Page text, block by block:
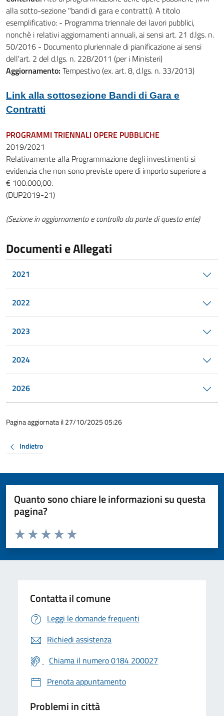
alla sotto-sezione "bandi di gara e contratti). A titolo
esemplificativo: - Programma triennale dei lavori pubblici,
nonchè i relativi aggiornamenti annuali, ai sensi art. 21 d.lgs. n.
50/2016 - Documento pluriennale di pianificazione ai sensi
dell'art. 2 del d.lgs. n. 228/2011 (per i Ministeri)
Aggiornamento: Tempestivo (ex. art. 8, d.lgs. n. 33/2013)
Link alla sottosezione Bandi di Gara e
Contratti
PROGRAMMI TRIENNALI OPERE PUBBLICHE
2019/2021
Relativamente alla Programmazione degli investimenti si
evidenzia che non sono previste opere di importo superiore a
€ 100.000,00.
(DUP2019-21)
(Sezione in aggiornamento e controllo da parte di questo ente)
Documenti e Allegati
2021
2022
2023
2024
2026
Pagina aggiornata il 27/10/2025 05:26
Indietro
Quanto sono chiare le informazioni su questa
pagina?
Valuta da 1 a 5 stelle la pagina
Valuta 5 stelle su 5
Valuta 4 stelle su 5
Valuta 3 stelle su 5
Valuta 2 stelle su 5
Valuta 1 stelle su 5
Contatta il comune
Leggi le domande frequenti
Richiedi assistenza
Chiama il numero 0184 200027
Prenota appuntamento
Problemi in città